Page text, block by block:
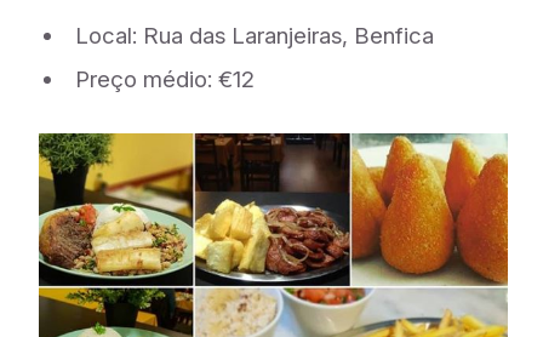
Local: Rua das Laranjeiras, Benfica
Preço médio: €12